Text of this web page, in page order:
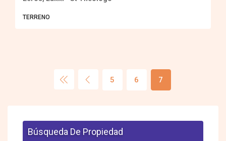
TERRENO
5 6 7
Búsqueda De Propiedad